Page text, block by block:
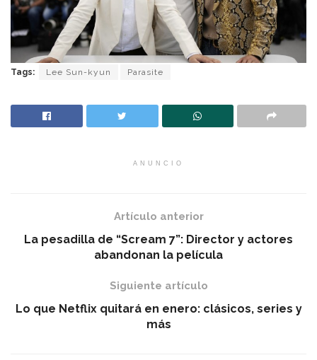
Tags: Lee Sun-kyun Parasite
ANUNCIO
Artículo anterior
La pesadilla de “Scream 7”: Director y actores
abandonan la película
Siguiente artículo
Lo que Netflix quitará en enero: clásicos, series y
más